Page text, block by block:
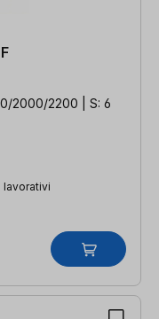
2000/2200 | S: 6
lavorativi